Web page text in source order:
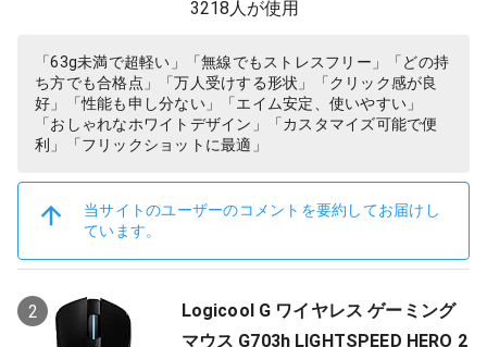
3218人が使用
「63g未満で超軽い」「無線でもストレスフリー」「どの持
ち方でも合格点」「万人受けする形状」「クリック感が良
好」「性能も申し分ない」「エイム安定、使いやすい」
「おしゃれなホワイトデザイン」「カスタマイズ可能で便
利」「フリックショットに最適」
当サイトのユーザーのコメントを要約してお届けし
ています。
2
Logicool G ワイヤレス ゲーミング
マウス G703h LIGHTSPEED HERO 2